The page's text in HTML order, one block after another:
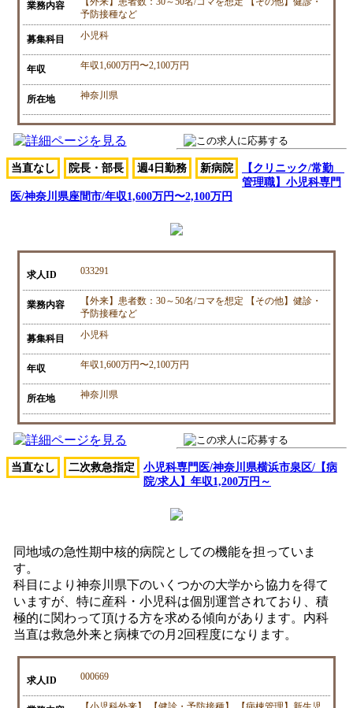
業務内容
予防接種など
募集科目 小児科
年収 年収1,600万円〜2,100万円
所在地 神奈川県
当直なし 院長・部長 週4日勤務 新病院
【クリニック/常勤
管理職】小児科専門
医/神奈川県座間市/年収1,600万円〜2,100万円
求人ID 033291
業務内容
【外来】患者数：30～50名/コマを想定 【その他】健診・
予防接種など
募集科目 小児科
年収 年収1,600万円〜2,100万円
所在地 神奈川県
当直なし 二次救急指定
小児科専門医/神奈川県横浜市泉区/【病
院/求人】年収1,200万円～
同地域の急性期中核的病院としての機能を担っていま
す。
科目により神奈川県下のいくつかの大学から協力を得て
いますが、特に産科・小児科は個別運営されており、積
極的に関わって頂ける方を求める傾向があります。内科
当直は救急外来と病棟での月2回程度になります。
求人ID 000669